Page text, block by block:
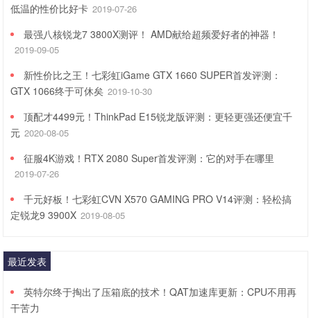
低温的性价比好卡 2019-07-26
最强八核锐龙7 3800X测评！ AMD献给超频爱好者的神器！
2019-09-05
新性价比之王！七彩虹iGame GTX 1660 SUPER首发评测：
GTX 1066终于可休矣 2019-10-30
顶配才4499元！ThinkPad E15锐龙版评测：更轻更强还便宜千
元 2020-08-05
征服4K游戏！RTX 2080 Super首发评测：它的对手在哪里
2019-07-26
千元好板！七彩虹CVN X570 GAMING PRO V14评测：轻松搞
定锐龙9 3900X 2019-08-05
最近发表
英特尔终于掏出了压箱底的技术！QAT加速库更新：CPU不用再
干苦力